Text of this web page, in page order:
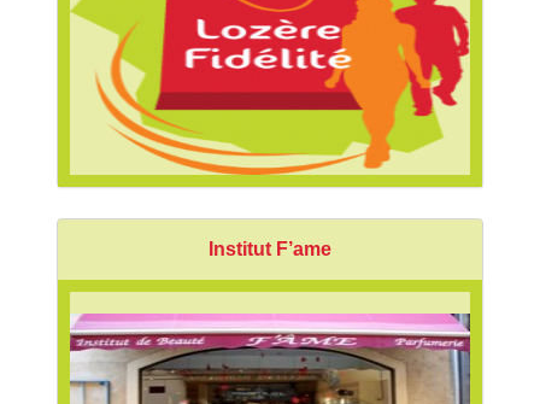
Institut F’ame